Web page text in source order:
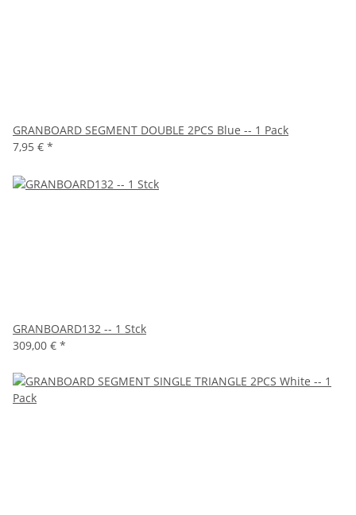
GRANBOARD SEGMENT DOUBLE 2PCS Blue -- 1 Pack
7,95 € *
GRANBOARD132 -- 1 Stck
309,00 € *